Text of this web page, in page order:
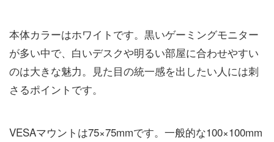
本体カラーはホワイトです。黒いゲーミングモニター
が多い中で、白いデスクや明るい部屋に合わせやすい
のは大きな魅力。見た目の統一感を出したい人には刺
さるポイントです。
VESAマウントは75×75mmです。一般的な100×100mm